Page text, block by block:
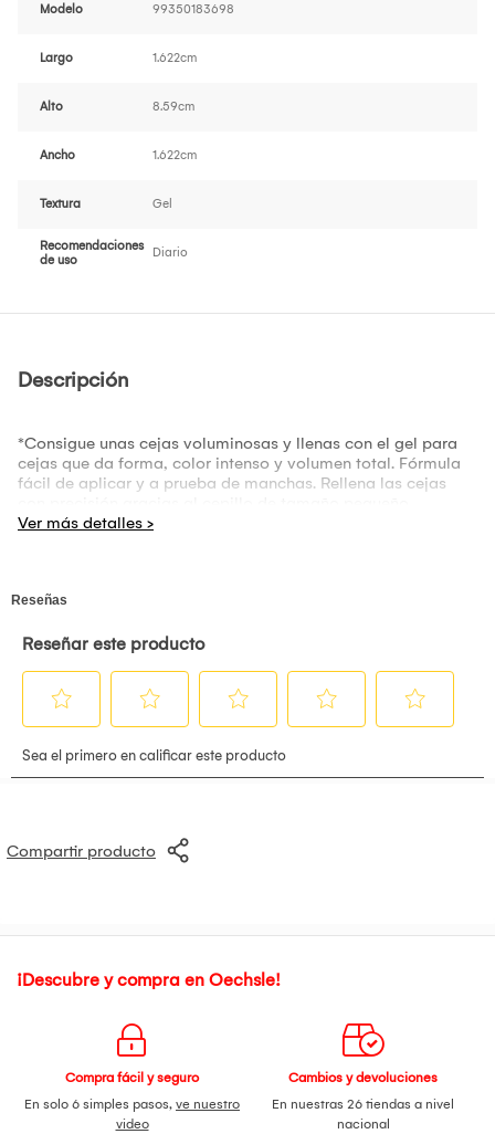
Modelo 99350183698
Largo 1.622cm
Alto 8.59cm
Ancho 1.622cm
Textura Gel
Recomendaciones
de uso
Diario
Descripción
*Consigue unas cejas voluminosas y llenas con el gel para
cejas que da forma, color intenso y volumen total. Fórmula
fácil de aplicar y a prueba de manchas. Rellena las cejas
Compartir producto
¡Descubre y compra en Oechsle!
Compra fácil y seguro
En solo 6 simples pasos, ve nuestro
video
Cambios y devoluciones
En nuestras 26 tiendas a nivel
nacional